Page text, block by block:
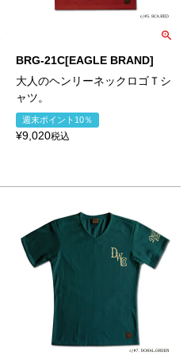
BRG-21C[EAGLE BRAND]
大人のヘンリーネックロゴＴシ
ャツ。
週末ポイント10％
¥9,020税込